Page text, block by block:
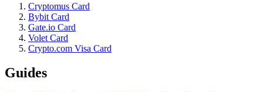
Cryptomus Card
Bybit Card
Gate.io Card
Volet Card
Crypto.com Visa Card
Guides